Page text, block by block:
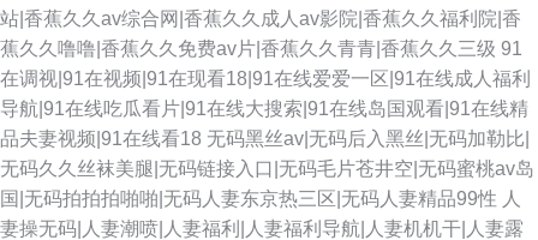
站|香蕉久久av综合网|香蕉久久成人av影院|香蕉久久福利院|香
蕉久久噜噜|香蕉久久免费av片|香蕉久久青青|香蕉久久三级 91
在调视|91在视频|91在现看18|91在线爱爱一区|91在线成人福利
导航|91在线吃瓜看片|91在线大搜索|91在线岛国观看|91在线精
品夫妻视频|91在线看18 无码黑丝av|无码后入黑丝|无码加勒比|
无码久久丝袜美腿|无码链接入口|无码毛片苍井空|无码蜜桃av岛
国|无码拍拍拍啪啪|无码人妻东京热三区|无码人妻精品99性 人
妻操无码|人妻潮喷|人妻福利|人妻福利导航|人妻机机干|人妻露